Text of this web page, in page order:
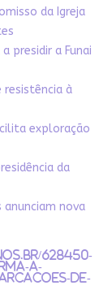
da Igreja
presidir a Funai
resistência à
exploração
da
anunciam nova
628450-
a-
de-